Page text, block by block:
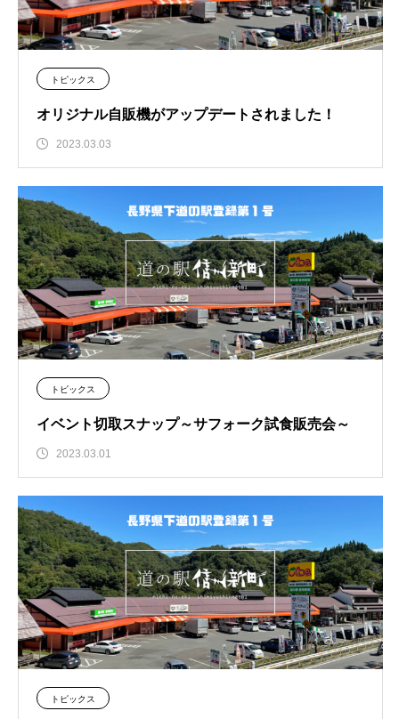
トピックス
オリジナル自販機がアップデートされました！
2023.03.03
トピックス
イベント切取スナップ～サフォーク試食販売会～
2023.03.01
トピックス